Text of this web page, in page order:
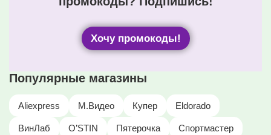
Хочу промокоды!
Популярные магазины
Aliexpress М.Видео Купер Eldorado
ВинЛаб O’STIN Пятерочка Спортмастер